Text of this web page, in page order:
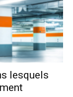
lesquels